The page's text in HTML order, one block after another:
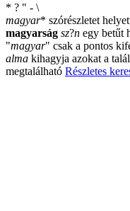
* ? " - \
magyar* szórészletet
magyarság sz?n egy betűt
"magyar" csak a pontos
alma kihagyja azokat a
megtalálható Részletes